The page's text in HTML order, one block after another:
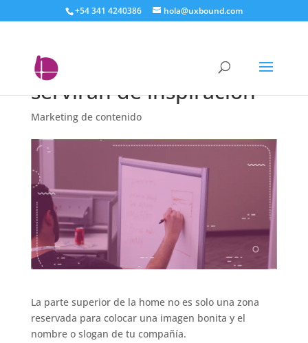
+54 341 4240386 hola@uxbound.com
Tres ejemplos de
homepage que te
servirán de inspiración
Marketing de contenido
La parte superior de la home no es solo una zona
reservada para colocar una imagen bonita y el
nombre o slogan de tu compañía.